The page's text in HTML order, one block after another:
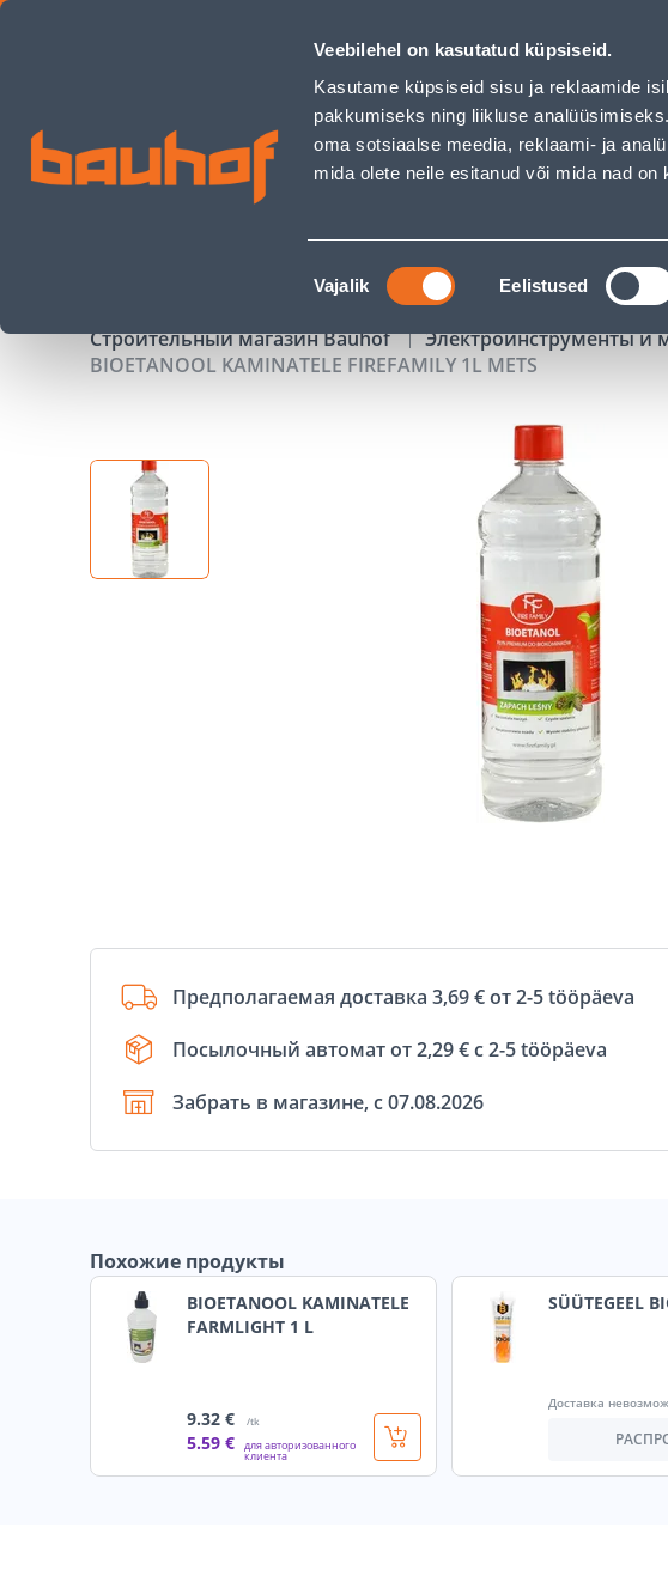
Veebilehel on kasutatud küpsiseid.
Kasutame küpsiseid sisu ja reklaamide
pakkumiseks ning liikluse
oma sotsiaalse meedia, reklaami- ja
mida olete neile esitanud või mida nad
Nõusoleku
valik
Vajalik Eelistused
BIOETANOOL KAMINATELE FIREFAMILY 1L METS - Bauhof has loaded
Обслуживание бизнес-клиентов Обслуживание
АКЦИИ КАТАЛОГИ
Строительный магазин Bauhof Электроинструменты и
BIOETANOOL KAMINATELE FIREFAMILY 1L METS
Предполагаемая доставка 3,69 € от 2-5 tööpäeva
Посылочный автомат от 2,29 € с 2-5 tööpäeva
Забрать в магазине, с 07.08.2026
Похожие продукты
BIOETANOOL KAMINATELE
FARMLIGHT 1 L
9.32 € /tk
5.59 € для авторизованного
клиента
SÜÜTEGEEL
Доставка